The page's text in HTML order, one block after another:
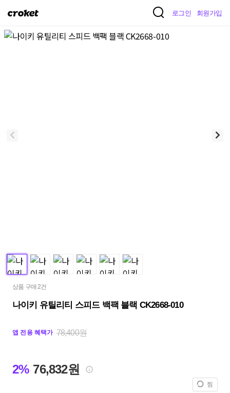
크
켓
로그인 회원가입
상품 구매 2건
나이키 유틸리티 스피드 백팩 블랙 CK2668-010
앱 전용 혜택가 78,400원
2% 76,832원
찜